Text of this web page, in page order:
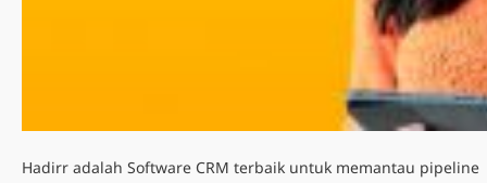
Hadirr adalah Software CRM terbaik untuk memantau pipeline